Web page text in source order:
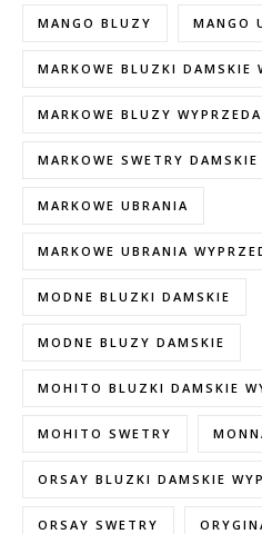
MANGO BLUZY MANGO
MARKOWE BLUZKI DAMSKIE
MARKOWE BLUZY
MARKOWE SWETRY DAMSKIE
MARKOWE UBRANIA
MARKOWE UBRANIA
MODNE BLUZKI DAMSKIE
MODNE BLUZY DAMSKIE
MOHITO BLUZKI DAMSKIE
MOHITO SWETRY
ORSAY BLUZKI DAMSKIE
ORSAY SWETRY